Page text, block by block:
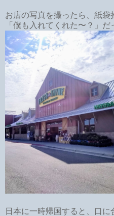
お店の写真を撮ったら、紙袋
「僕も入れてくれた〜？」だ
日本に一時帰国すると、口